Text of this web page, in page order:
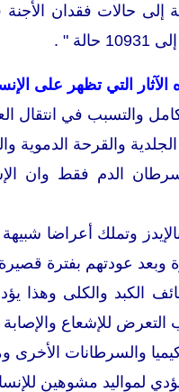
إلى حالات فقدان
التي تظهر على
والتسبب في
والقرحة الدموية
الدم فقط وان
وتملك أعراضا
وبعد عودتهم بفترة
الكبد والكلى وهذا
للإشعاع
والسرطانات الأخرى
لمواليد مشوهين